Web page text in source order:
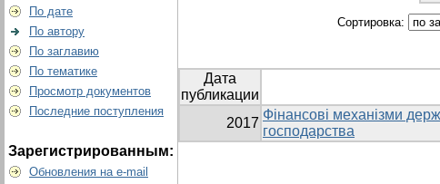
По дате
По автору
По заглавию
По тематике
Просмотр документов
Последние поступления
Зарегистрированным:
Обновления на e-mail
Сортировка:
Дата
публикации
2017
Фінансові механізми
господарства